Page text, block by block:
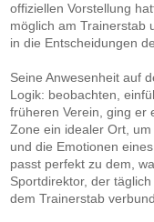
offiziellen Vorstellung
möglich am Trainerstab
in die Entscheidungen
Seine Anwesenheit auf
Logik: beobachten,
früheren Verein, ging er
Zone ein idealer Ort,
und die Emotionen
passt perfekt zu dem,
Sportdirektor, der
dem Trainerstab